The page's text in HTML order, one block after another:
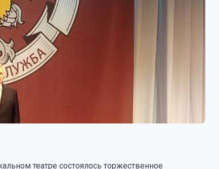
театре состоялось торжественное